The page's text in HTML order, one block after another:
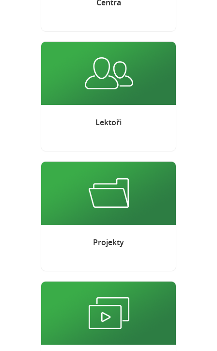
Centra
Lektoři
Projekty